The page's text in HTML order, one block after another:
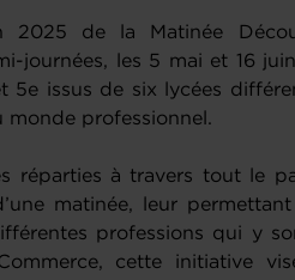
2025 de la Matinée
journées, les 5 mai et 16
5e issus de six lycées
monde professionnel.
réparties à travers tout le
matinée, leur
professions qui y
cette initiative